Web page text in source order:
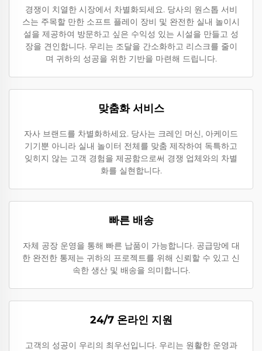
경쟁이 치열한 시장에서 차별화되세요. 당사의 원스톱 서비
스는 주목할 만한 소프트 플레이 장비 및 완전한 실내 놀이시
설을 제공하여 방문하고 싶은 수익성 있는 시설을 만들고 성
장을 견인합니다. 우리는 조달을 간소화하고 리스크를 줄이
며 귀하의 성공을 위한 기반을 마련해 드립니다.
맞춤화 서비스
자사 브랜드를 차별화하세요. 당사는 크레인 머신, 아케이드
기기뿐 아니라 실내 놀이터 전체를 맞춤 제작하여 독특하고
잊히지 않는 고객 경험을 제공함으로써 경쟁 업체와의 차별
화를 실현합니다.
빠른 배송
자체 공장 운영을 통해 빠른 납품이 가능합니다. 공급망에 대
한 완전한 통제는 귀하의 프로젝트를 위해 신뢰할 수 있고 신
속한 생산 및 배송을 의미합니다.
24/7 온라인 지원
고객의 성공이 우리의 최우선입니다. 우리는 원활한 운영과